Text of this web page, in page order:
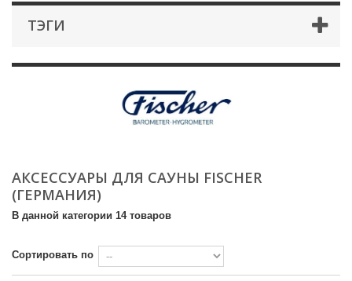
ТЭГИ
АКСЕССУАРЫ ДЛЯ САУНЫ FISCHER
(ГЕРМАНИЯ)
В данной категории 14 товаров
Сортировать по